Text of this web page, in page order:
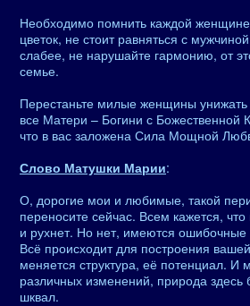
Необходимо помнить каждой
цветок, не стоит равняться с
слабее, не нарушайте гармонию, от
семье.
Перестаньте милые женщины
все Матери – Богини с Божественной
что в вас заложена Сила Мощной
Слово Матушки Марии:
О, дорогие мои и любимые, такой
переносите сейчас. Всем кажется,
и рухнет. Но нет, имеются ошибочные
Всё происходит для построения
меняется структура, её потенциал. И
различных изменений, природа здесь
шквал.